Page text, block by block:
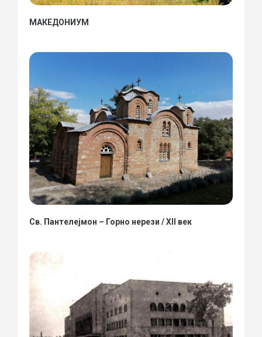
МАКЕДОНИУМ
Св. Пантелејмон – Горно нерези / XII век